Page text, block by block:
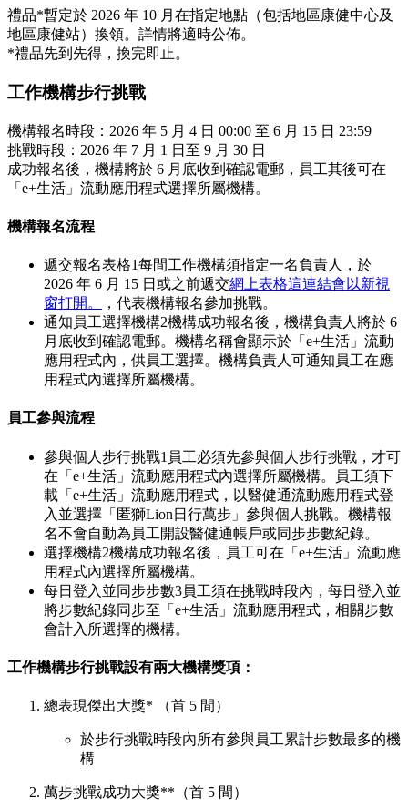
禮品*暫定於 2026 年 10 月在指定地點（包括地區康健中心及
地區康健站）換領。詳情將適時公佈。
*禮品先到先得，換完即止。
工作機構步行挑戰
機構報名時段：2026 年 5 月 4 日 00:00 至 6 月 15 日 23:59
挑戰時段：2026 年 7 月 1 日至 9 月 30 日
成功報名後，機構將於 6 月底收到確認電郵，員工其後可在
「e+生活」流動應用程式選擇所屬機構。
機構報名流程
遞交報名表格1每間工作機構須指定一名負責人，於
2026 年 6 月 15 日或之前遞交網上表格這連結會以新視
窗打開。
，代表機構報名參加挑戰。
通知員工選擇機構2機構成功報名後，機構負責人將於 6
月底收到確認電郵。機構名稱會顯示於「e+生活」流動
應用程式內，供員工選擇。機構負責人可通知員工在應
用程式內選擇所屬機構。
員工參與流程
參與個人步行挑戰1 員工必須先參與個人步行挑戰，才可
在「e+生活」流動應用程式內選擇所屬機構。員工須下
載「e+生活」流動應用程式，以醫健通流動應用程式登
入並選擇「匿獅Lion日行萬步」參與個人挑戰。機構報
名不會自動為員工開設醫健通帳戶或同步步數紀錄。
選擇機構2機構成功報名後，員工可在「e+生活」流動應
用程式內選擇所屬機構。
每日登入並同步步數3員工須在挑戰時段內，每日登入並
將步數紀錄同步至「e+生活」流動應用程式，相關步數
會計入所選擇的機構。
工作機構步行挑戰設有兩大機構獎項：
總表現傑出大獎* （首 5 間）
於步行挑戰時段內所有參與員工累計步數最多的機
構
萬步挑戰成功大獎**（首 5 間）